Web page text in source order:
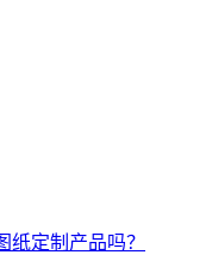
定制产品吗？